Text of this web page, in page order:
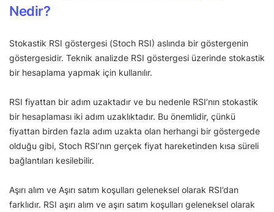
Nedir?
Stokastik RSI göstergesi (Stoch RSI) aslında bir göstergenin
göstergesidir. Teknik analizde RSI göstergesi üzerinde stokastik
bir hesaplama yapmak için kullanılır.
RSI fiyattan bir adım uzaktadır ve bu nedenle RSI’nın stokastik
bir hesaplaması iki adım uzaklıktadır. Bu önemlidir, çünkü
fiyattan birden fazla adım uzakta olan herhangi bir göstergede
olduğu gibi, Stoch RSI’nın gerçek fiyat hareketinden kısa süreli
bağlantıları kesilebilir.
Aşırı alım ve Aşırı satım koşulları geleneksel olarak RSI’dan
farklıdır. RSI aşırı alım ve aşırı satım koşulları geleneksel olarak